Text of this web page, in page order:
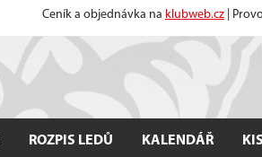
Ceník a objednávka na klubweb.cz |
ROZPIS LEDŮ KALENDÁŘ KIS